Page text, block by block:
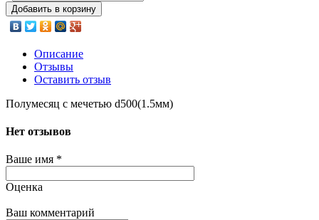
Добавить в корзину
Описание
Отзывы
Оставить отзыв
Полумесяц с мечетью d500(1.5мм)
Нет отзывов
Ваше имя *
Оценка
Ваш комментарий